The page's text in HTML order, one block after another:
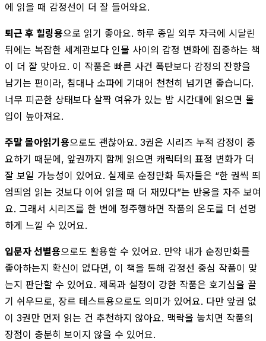
에 읽을 때 감정선이 더 잘 들어와요.
퇴근 후 힐링용으로 읽기 좋아요. 하루 종일 외부 자극에 시달린
뒤에는 복잡한 세계관보다 인물 사이의 감정 변화에 집중하는 책
이 더 잘 맞아요. 이 작품은 빠른 사건 폭탄보다 감정의 잔향을
남기는 편이라, 침대나 소파에 기대어 천천히 넘기면 좋습니다.
너무 피곤한 상태보다 살짝 여유가 있는 밤 시간대에 읽으면 몰
입이 높아져요.
주말 몰아읽기용으로도 괜찮아요. 3권은 시리즈 누적 감정이 중
요하기 때문에, 앞권까지 함께 읽으면 캐릭터의 표정 변화가 더
잘 보일 가능성이 있어요. 실제로 순정만화 독자들은 “한 권씩 띄
엄띄엄 읽는 것보다 이어 읽을 때 더 재밌다”는 반응을 자주 보여
요. 그래서 시리즈를 한 번에 정주행하면 작품의 온도를 더 선명
하게 느낄 수 있어요.
입문자 선별용으로도 활용할 수 있어요. 만약 내가 순정만화를
좋아하는지 확신이 없다면, 이 책을 통해 감정선 중심 작품이 맞
는지 판단할 수 있어요. 제목과 설정이 강한 작품은 호기심을 끌
기 쉬우므로, 장르 테스트용으로도 의미가 있어요. 다만 앞권 없
이 3권만 먼저 읽는 건 추천하지 않아요. 맥락을 놓치면 작품의
장점이 충분히 보이지 않을 수 있어요.